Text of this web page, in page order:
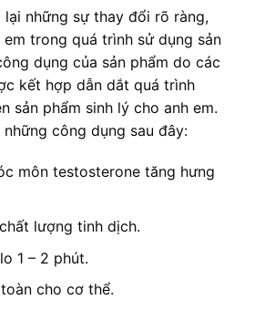
lại những sự thay đổi rõ ràng,
trong quá trình sử dụng sản
dụng của sản phẩm do các
kết hợp dẫn dắt quá trình
sản phẩm sinh lý cho anh em.
công dụng sau đây:
môn testosterone tăng hưng
lượng tinh dịch.
1 – 2 phút.
cho cơ thể.